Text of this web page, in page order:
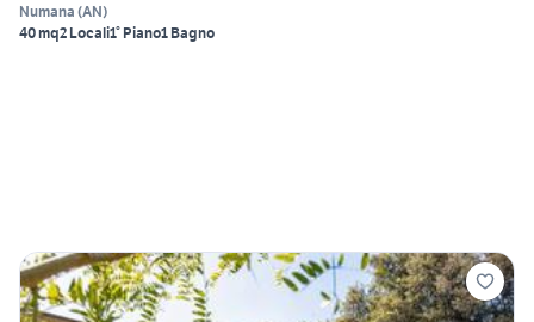
Numana (AN)
40 mq2 Locali1° Piano1 Bagno